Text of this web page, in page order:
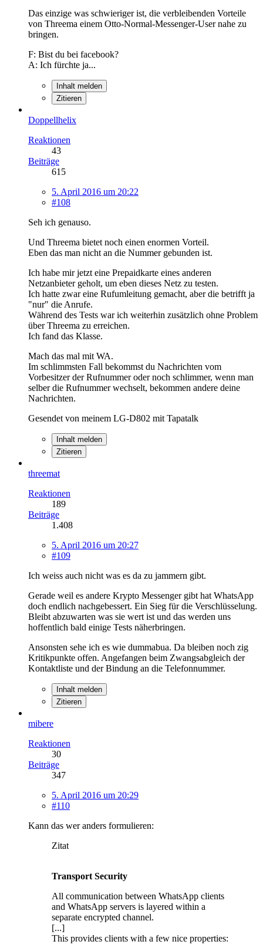
Das einzige was schwieriger ist, die verbleibenden Vorteile
von Threema einem Otto-Normal-Messenger-User nahe zu
bringen.
F: Bist du bei facebook?
A: Ich fürchte ja...
Inhalt melden
Zitieren
Doppellhelix
Reaktionen
43
Beiträge
615
5. April 2016 um 20:22
#108
Seh ich genauso.
Und Threema bietet noch einen enormen Vorteil.
Eben das man nicht an die Nummer gebunden ist.
Ich habe mir jetzt eine Prepaidkarte eines anderen
Netzanbieter geholt, um eben dieses Netz zu testen.
Ich hatte zwar eine Rufumleitung gemacht, aber die betrifft ja
"nur" die Anrufe.
Während des Tests war ich weiterhin zusätzlich ohne Problem
über Threema zu erreichen.
Ich fand das Klasse.
Mach das mal mit WA.
Im schlimmsten Fall bekommst du Nachrichten vom
Vorbesitzer der Rufnummer oder noch schlimmer, wenn man
selber die Rufnummer wechselt, bekommen andere deine
Nachrichten.
Gesendet von meinem LG-D802 mit Tapatalk
Inhalt melden
Zitieren
threemat
Reaktionen
189
Beiträge
1.408
5. April 2016 um 20:27
#109
Ich weiss auch nicht was es da zu jammern gibt.
Gerade weil es andere Krypto Messenger gibt hat WhatsApp
doch endlich nachgebessert. Ein Sieg für die Verschlüsselung.
Bleibt abzuwarten was sie wert ist und das werden uns
hoffentlich bald einige Tests näherbringen.
Ansonsten sehe ich es wie dummabua. Da bleiben noch zig
Kritikpunkte offen. Angefangen beim Zwangsabgleich der
Kontaktliste und der Bindung an die Telefonnummer.
Inhalt melden
Zitieren
mibere
Reaktionen
30
Beiträge
347
5. April 2016 um 20:29
#110
Kann das wer anders formulieren:
Zitat
Transport Security
All communication between WhatsApp clients
and WhatsApp servers is layered within a
separate encrypted channel.
[...]
This provides clients with a few nice properties: